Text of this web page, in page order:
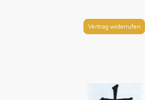
Vertrag widerrufen